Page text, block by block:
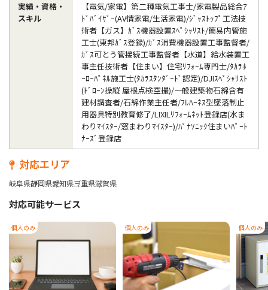
実績・資格・
スキル
【電気/家電】第二種電気工事士/家電製品総合ｱ
ﾄﾞﾊﾞｲｻﾞｰ(AV情家電/生活家電)/ｼﾞｬｽﾄｯﾌﾟ工法技
術者【ガス】ｶﾞｽ機器設置ｽﾍﾟｼｬﾘｽﾄ/簡易内管施
工士(東邦ｶﾞｽ登録)/ｶﾞｽ消費機器設置工事監督者/
ｶﾞｽ可とう管接続工事監督者【水道】給水装置工
事主任技術者【住まい】住宅ﾘﾌｫｰﾑ専門士/ﾀｶﾗﾎ
ｰﾛｰﾊﾟﾈﾙ施工士(ﾀｶﾗｽﾀﾝﾀﾞｰﾄﾞ認定)/DJIｽﾍﾟｼｬﾘｽﾄ
(ﾄﾞﾛｰﾝ操縦 屋根点検空撮)/一般建築物石綿含有
建材調査者/石綿作業主任者/ﾌﾙﾊｰﾈｽ型墜落制止
用器具特別教育修了/LIXILﾘﾌｫｰﾑﾈｯﾄ登録店(水ま
わりﾏｲｽﾀｰ/窓まわりﾏｲｽﾀｰ)/ﾊﾟﾅｿﾆｯｸ住まいﾊﾟｰﾄ
ﾅｰｽﾞ登録店
対応エリア
岐阜県静岡県愛知県三重県滋賀県
対応可能サービス
個人のみ 個人のみ 個人のみ